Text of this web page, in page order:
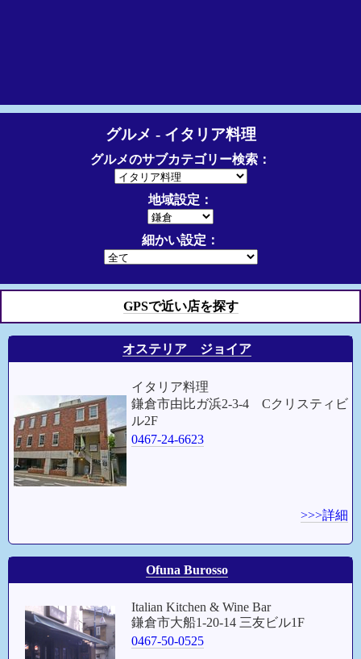
グルメ - イタリア料理
グルメのサブカテゴリー検索：
地域設定：
細かい設定：
GPSで近い店を探す
オステリア ジョイア
イタリア料理
鎌倉市由比ガ浜2-3-4 Cクリスティビ
ル2F
0467-24-6623
>>>詳細
Ofuna Burosso
Italian Kitchen & Wine Bar
鎌倉市大船1-20-14 三友ビル1F
0467-50-0525